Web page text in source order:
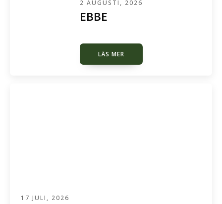
2 AUGUSTI, 2026
EBBE
LÄS MER
17 JULI, 2026